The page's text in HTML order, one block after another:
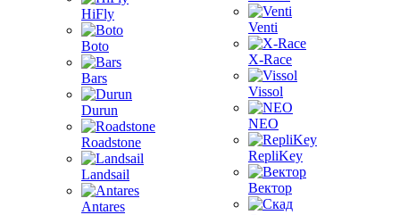
HiFly
Boto
Bars
Durun
Roadstone
Landsail
Antares
Venti
X-Race
Vissol
NEO
RepliKey
Вектор